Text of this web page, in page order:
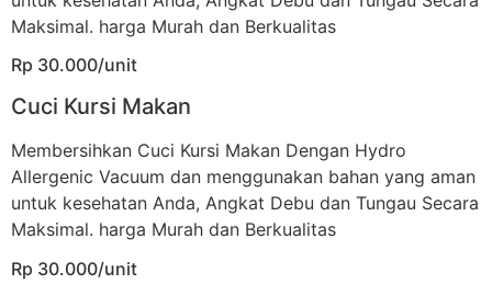
Maksimal. harga Murah dan Berkualitas
Rp 30.000/unit
Cuci Kursi Makan
Membersihkan Cuci Kursi Makan Dengan Hydro
Allergenic Vacuum dan menggunakan bahan yang aman
untuk kesehatan Anda, Angkat Debu dan Tungau Secara
Maksimal. harga Murah dan Berkualitas
Rp 30.000/unit